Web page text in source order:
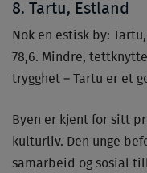
8. Tartu, Estland
Nok en estisk by:
78,6. Mindre,
trygghet – Tartu er et
Byen er kjent for sitt
kulturliv. Den unge
samarbeid og sosial